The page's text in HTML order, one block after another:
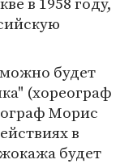
будет
(хореограф
Морис
в
будет